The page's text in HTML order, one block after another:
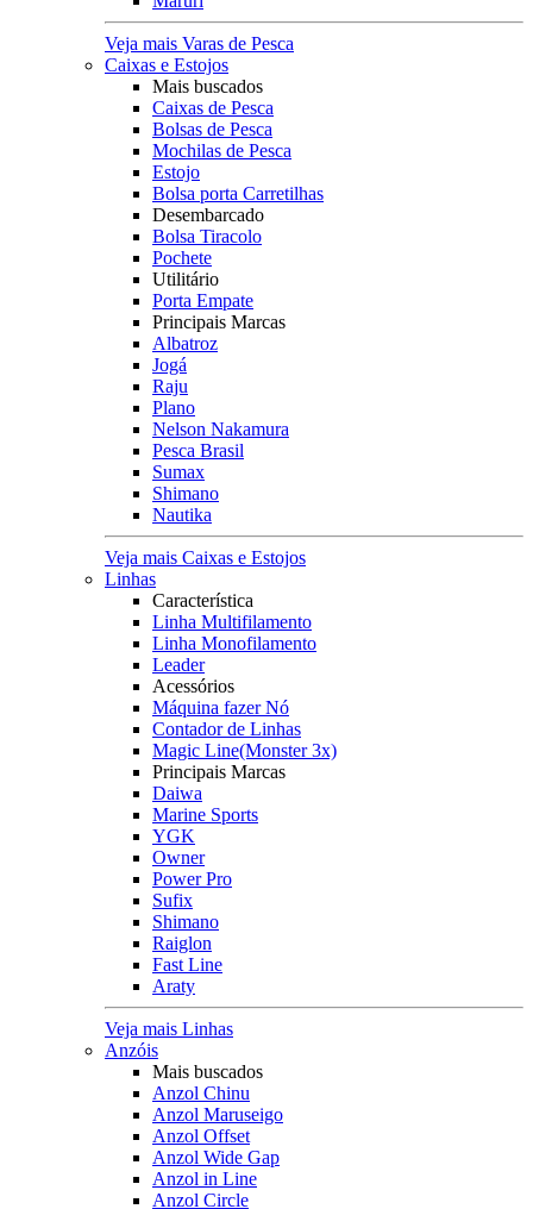
Veja mais Varas de Pesca
Caixas e Estojos
Mais buscados
Caixas de Pesca
Bolsas de Pesca
Mochilas de Pesca
Estojo
Bolsa porta Carretilhas
Desembarcado
Bolsa Tiracolo
Pochete
Utilitário
Porta Empate
Principais Marcas
Albatroz
Jogá
Raju
Plano
Nelson Nakamura
Pesca Brasil
Sumax
Shimano
Nautika
Veja mais Caixas e Estojos
Linhas
Característica
Linha Multifilamento
Linha Monofilamento
Leader
Acessórios
Máquina fazer Nó
Contador de Linhas
Magic Line(Monster 3x)
Principais Marcas
Daiwa
Marine Sports
YGK
Owner
Power Pro
Sufix
Shimano
Raiglon
Fast Line
Araty
Veja mais Linhas
Anzóis
Mais buscados
Anzol Chinu
Anzol Maruseigo
Anzol Offset
Anzol Wide Gap
Anzol in Line
Anzol Circle